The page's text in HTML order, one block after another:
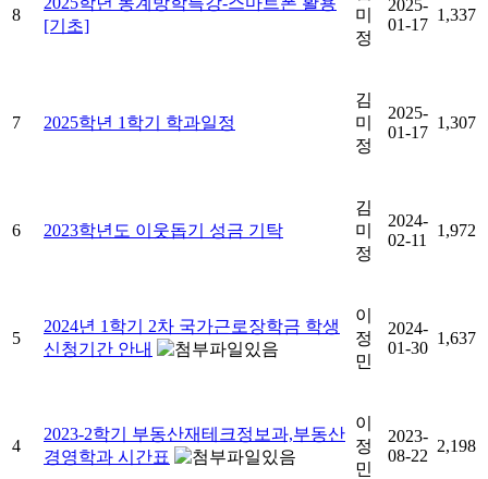
8
[기초]
미
정
2025-
01-17
1,337
7 2025학년 1학기 학과일정
김
미
정
2025-
01-17
1,307
6 2023학년도 이웃돕기 성금 기탁
김
미
정
2024-
02-11
1,972
5
2024년 1학기 2차 국가근로장학금 학생
신청기간 안내
이
정
민
2024-
01-30
1,637
4
2023-2학기 부동산재테크정보과,부동산
경영학과 시간표
이
정
민
2023-
08-22
2,198